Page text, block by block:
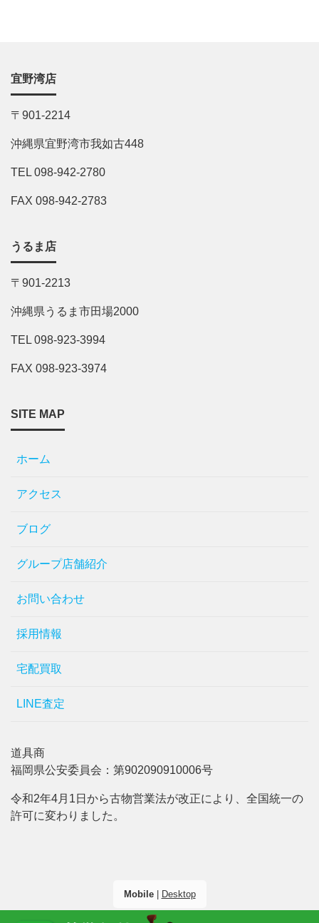
宜野湾店
〒901-2214
沖縄県宜野湾市我如古448
TEL 098-942-2780
FAX 098-942-2783
うるま店
〒901-2213
沖縄県うるま市田場2000
TEL 098-923-3994
FAX 098-923-3974
SITE MAP
ホーム
アクセス
ブログ
グループ店舗紹介
お問い合わせ
採用情報
宅配買取
LINE査定
道具商
福岡県公安委員会：第902090910006号
令和2年4月1日から古物営業法が改正により、全国統一の
許可に変わりました。
Mobile| Desktop